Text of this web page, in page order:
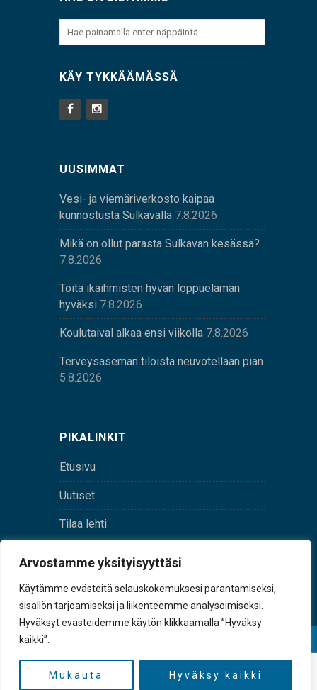
Arvostamme yksityisyyttäsi
Käytämme evästeitä selauskokemuksesi parantamiseksi,
sisällön tarjoamiseksi ja liikenteemme analysoimiseksi.
Hyväksyt evästeidemme käytön klikkaamalla ”Hyväksy
kaikki”.
Mukauta Hyväksy kaikki
KÄY TYKKÄÄMÄSSÄ
UUSIMMAT
Vesi- ja viemäriverkosto kaipaa
kunnostusta Sulkavalla 7.8.2026
Mikä on ollut parasta Sulkavan kesässä?
7.8.2026
Töitä ikäihmisten hyvän loppuelämän
hyväksi 7.8.2026
Koulutaival alkaa ensi viikolla 7.8.2026
Terveysaseman tiloista neuvotellaan pian
5.8.2026
PIKALINKIT
Etusivu
Uutiset
Tilaa lehti
tunnus 0167229-8